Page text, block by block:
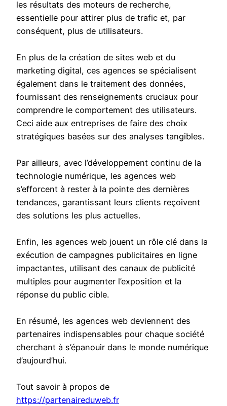
les résultats des moteurs de recherche,
essentielle pour attirer plus de trafic et, par
conséquent, plus de utilisateurs.
En plus de la création de sites web et du
marketing digital, ces agences se spécialisent
également dans le traitement des données,
fournissant des renseignements cruciaux pour
comprendre le comportement des utilisateurs.
Ceci aide aux entreprises de faire des choix
stratégiques basées sur des analyses tangibles.
Par ailleurs, avec l’développement continu de la
technologie numérique, les agences web
s’efforcent à rester à la pointe des dernières
tendances, garantissant leurs clients reçoivent
des solutions les plus actuelles.
Enfin, les agences web jouent un rôle clé dans la
exécution de campagnes publicitaires en ligne
impactantes, utilisant des canaux de publicité
multiples pour augmenter l’exposition et la
réponse du public cible.
En résumé, les agences web deviennent des
partenaires indispensables pour chaque société
cherchant à s’épanouir dans le monde numérique
d’aujourd’hui.
Tout savoir à propos de
https://partenaireduweb.fr